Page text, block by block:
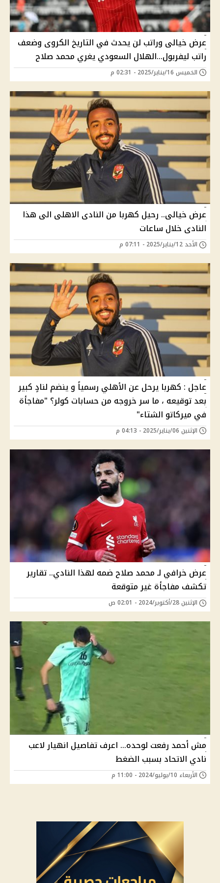
عرض خيالى وراتب لن يحدث في التاريخ الكروى وضعف
راتب ليفربول...الهلال السعودي يغري محمد صلاح
الخميس 16/يناير/2025 - 02:31 م
عرض خيالى.. رحيل كهربا من النادى الاهلى الى هذا
النادى خلال ساعات
الأحد 12/يناير/2025 - 07:11 م
عاجل : كهربا يرحل عن الأهلي رسمياً و ينضم لنادٍ كبير
بعد توقيعه ، ما سر خروجه من حسابات كولر؟ "مفاجأة
في ميركاتو الشتاء"
الإثنين 06/يناير/2025 - 04:13 م
عرض خرافي لـ محمد صلاح ضمه لهذا النادي.. تقارير
تكشف مفاجأة غير متوقعة
الإثنين 28/أكتوبر/2024 - 02:01 ص
مش أحمد رفعت لوحده… اعرف تفاصيل انهيار لاعب
نادي الاتحاد بسبب الضغط
الأربعاء 10/يوليو/2024 - 11:00 م